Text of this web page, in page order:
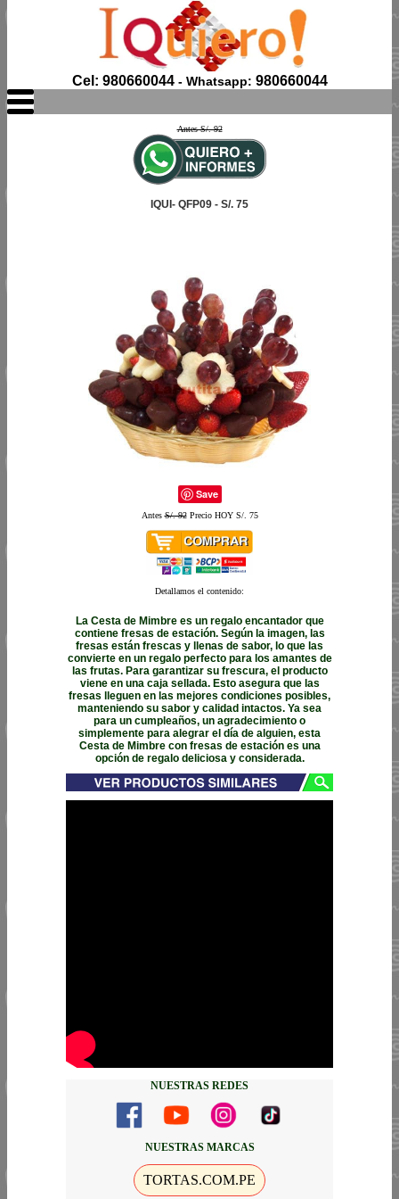
Cel: 980660044- Whatsapp: 980660044
Antes S/. 92
IQUI- QFP09 - S/. 75
Save
AntesS/. 92Precio HOY S/. 75
Detallamos el contenido:
La Cesta de Mimbre es un regalo encantador que
contiene fresas de estación. Según la imagen, las
fresas están frescas y llenas de sabor, lo que las
convierte en un regalo perfecto para los amantes de
las frutas. Para garantizar su frescura, el producto
viene en una caja sellada. Esto asegura que las
fresas lleguen en las mejores condiciones posibles,
manteniendo su sabor y calidad intactos. Ya sea
para un cumpleaños, un agradecimiento o
simplemente para alegrar el día de alguien, esta
Cesta de Mimbre con fresas de estación es una
opción de regalo deliciosa y considerada.
NUESTRAS REDES
NUESTRAS MARCAS
TORTAS.COM.PE